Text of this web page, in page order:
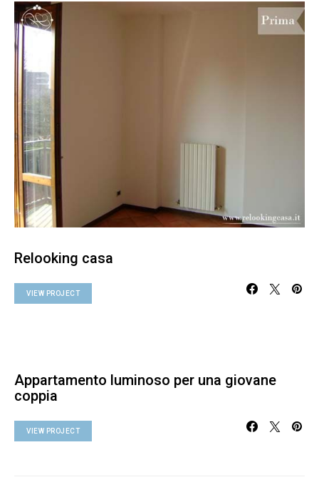
Relooking casa
VIEW PROJECT
Appartamento luminoso per una giovane
coppia
VIEW PROJECT